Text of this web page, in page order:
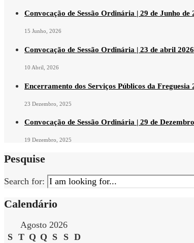
Convocação de Sessão Ordinária | 29 de Junho de
15 Junho, 2026
Convocação de Sessão Ordinária | 23 de abril 2026
10 Abril, 2026
Encerramento dos Serviços Públicos da Freguesia
23 Dezembro, 2025
Convocação de Sessão Ordinária | 29 de
19 Dezembro, 2025
Pesquise
Search for:
Calendário
Agosto 2026
S T Q Q S S D